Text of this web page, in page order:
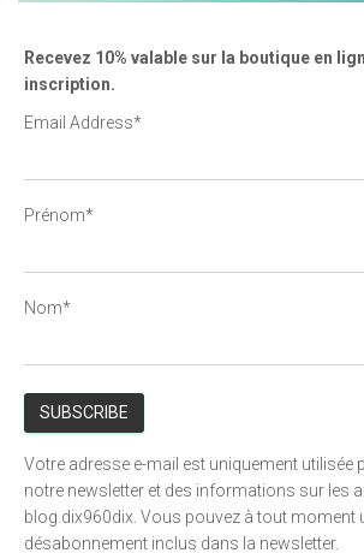
Recevez 10% valable sur la boutique en
inscription.
Email Address*
Prénom*
Nom*
Votre adresse e-mail est uniquement utilisée
notre newsletter et des informations sur les
blog.dix960dix. Vous pouvez à tout moment
désabonnement inclus dans la newsletter.